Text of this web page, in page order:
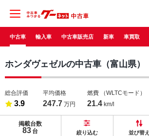
中古車 輸入車 中古車販売店 新車 車買取
ホンダヴェゼルの中古車（富山県）
総合評価
3.9
平均価格
247.7 万円
燃費 （WLTCモード）
21.4 km/l
掲載台数
83 台 絞り込む 並び替え